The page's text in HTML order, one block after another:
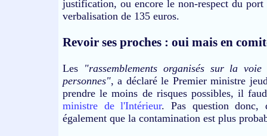
justification, ou encore le non-respect du
verbalisation de 135 euros.
Revoir ses proches : oui mais en
Les "rassemblements organisés sur la
personnes", a déclaré le Premier ministre
prendre le moins de risques possibles, il
ministre de l'Intérieur. Pas question donc,
également que la contamination est plus